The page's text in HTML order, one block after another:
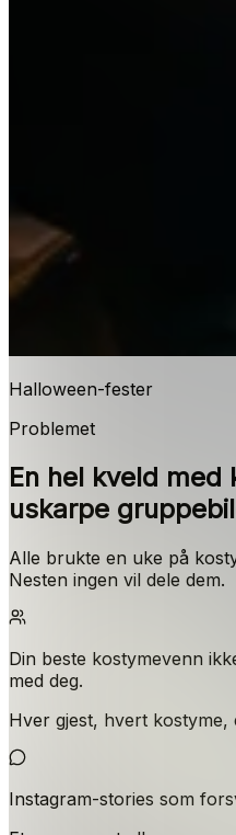
Halloween-fester
Problemet
En hel kveld med
uskarpe
Alle brukte en uke på
Nesten ingen vil dele dem.
Din beste kostymevenn
med deg.
Hver gjest, hvert kostyme,
Instagram-stories som